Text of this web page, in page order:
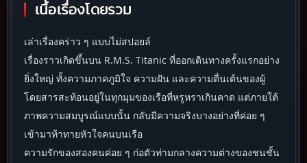
เนื้อเรื่องโดยรวม
เล่าเรื่องคร่าว ๆ แบบไม่สปอยล์
เรื่องราวเกิดขึ้นบน R.M.S. Titanic ที่ออกเดินทางครั้งแรกอย่าง
ยิ่งใหญ่ ทั้งความภาคภูมิใจ ความฝัน และความตื่นเต้นของผู้
โดยสารสะท้อนอยู่ในทุกมุมของเรือที่หรูหราเกินคาด แต่ภายใต้
ภาพความสมบูรณ์แบบนั้น กลับมีความจริงบางอย่างที่ค่อย ๆ
เข้ามาท้าทายหัวใจคนบนเรือ
ความรักของสองคนค่อย ๆ ก่อตัวท่ามกลางความต่างของชนชั้น